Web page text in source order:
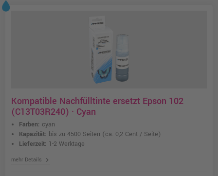
Kompatible Nachfülltinte ersetzt Epson 102
(C13T03R240) · Cyan
Farben: cyan
Kapazität: bis zu 4500 Seiten (ca. 0,2 Cent / Seite)
Lieferzeit: 1-2 Werktage
mehr Details chevron_right